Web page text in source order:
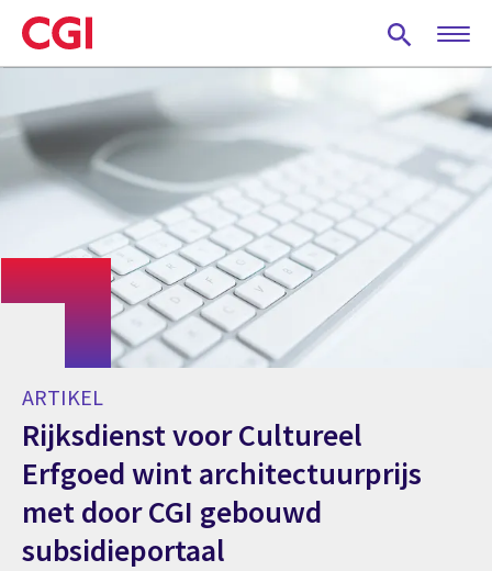
Skip
to
main
ARTIKEL
Rijksdienst voor Cultureel
Erfgoed wint architectuurprijs
met door CGI gebouwd
subsidieportaal